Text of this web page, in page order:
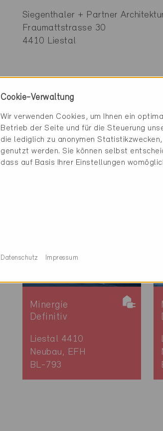
Siegenthaler + Partner
Fraumattstrasse 30
4410 Liestal
Kategorie
Planung
Architektur
Minergie
Definitiv
Liestal 4410
Neubau, EFH
BL-793
Cookie-Verwaltung
Wir verwenden Cookies, um Ihnen ein
Betrieb der Seite und für die Steuerung
die lediglich zu anonymen
genutzt werden. Sie können selbst
dass auf Basis Ihrer Einstellungen
Datenschutz Impressum